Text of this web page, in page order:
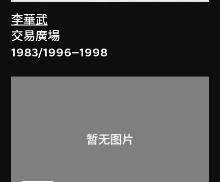
李華武
交易廣場
1983/1996–1998